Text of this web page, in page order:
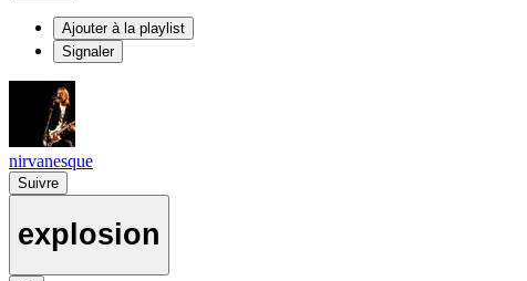
Ajouter à la playlist
Signaler
nirvanesque
Suivre
explosion